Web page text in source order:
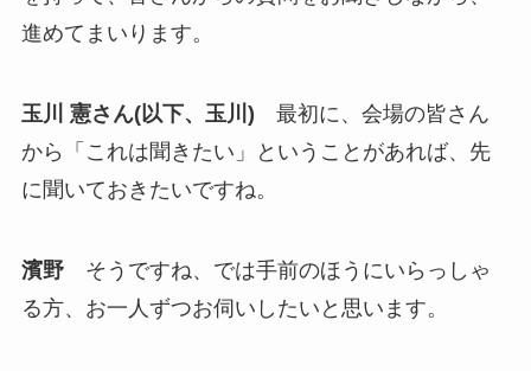
進めてまいります。
玉川 憲さん(以下、玉川) 最初に、会場の皆さん
から「これは聞きたい」ということがあれば、先
に聞いておきたいですね。
濱野そうですね、では手前のほうにいらっしゃ
る方、お一人ずつお伺いしたいと思います。